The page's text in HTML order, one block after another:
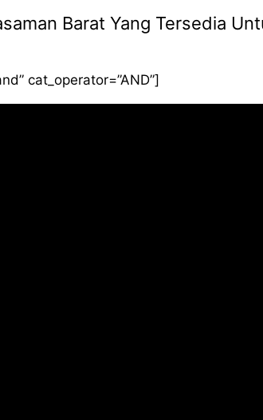
Barat Yang Tersedia
cat_operator=”AND”]